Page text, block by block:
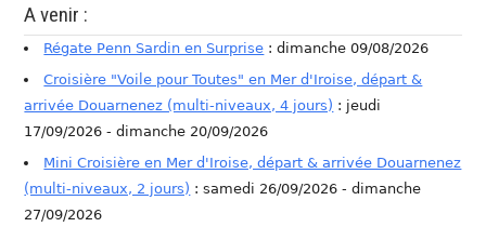
A venir :
Régate Penn Sardin en Surprise : dimanche 09/08/2026
Croisière "Voile pour Toutes" en Mer d'Iroise, départ &
arrivée Douarnenez (multi-niveaux, 4 jours) : jeudi
17/09/2026 - dimanche 20/09/2026
Mini Croisière en Mer d'Iroise, départ & arrivée Douarnenez
(multi-niveaux, 2 jours) : samedi 26/09/2026 - dimanche
27/09/2026